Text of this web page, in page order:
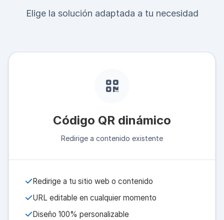
Elige la solución adaptada a tu necesidad
Código QR dinámico
Redirige a contenido existente
Redirige a tu sitio web o contenido
URL editable en cualquier momento
Diseño 100% personalizable